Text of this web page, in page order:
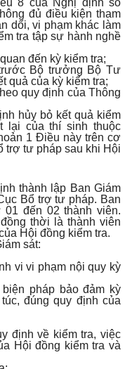
8 của Nghị định số
đủ điều kiện tham
dối, vi phạm khác làm
tra tập sự hành nghề
đến kỳ kiểm tra;
Bộ trưởng Bộ Tư
quả của kỳ kiểm tra;
quy định của Thông
hủy bỏ kết quả kiểm
lại của thí sinh thuộc
1 Điều này trên cơ
trợ tư pháp sau khi Hội
thành lập Ban Giám
Bổ trợ tư pháp. Ban
đến 02 thành viên.
thời là thành viên
Hội đồng kiểm tra.
sát:
vi vi phạm nội quy kỳ
pháp bảo đảm kỳ
đúng quy định của
định về kiểm tra, việc
Hội đồng kiểm tra và